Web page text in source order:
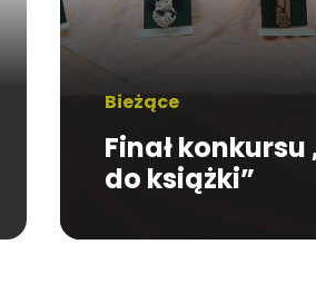
Bieżące
Finał konkursu
do książki”